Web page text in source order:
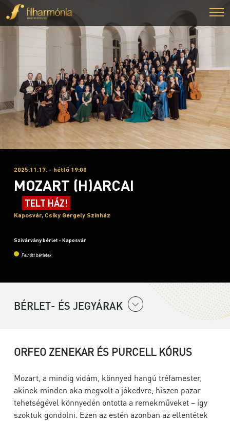
2025.11.17. - hétfő 19:00
MOZART (H)ARCAI
TELT HÁZ!
Kaposvár, Csiky Gergely Színház
Szivárvány bérlet - Kaposvár
Felnőtt bérletek
BÉRLET- ÉS JEGYÁRAK
ORFEO ZENEKAR ÉS PURCELL KÓRUS
Mozart, a mindig vidám, könnyed hangú tréfamester,
akinek minden oka megvolt a jókedvre, hiszen pazar
tehetségével könnyedén ontotta a remekműveket – így
szoktuk gondolni. Ezen az estén azonban az ellentétek